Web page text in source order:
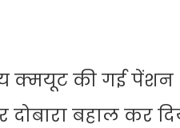
क्मयूट की गई पेंशन
दोबारा बहाल कर